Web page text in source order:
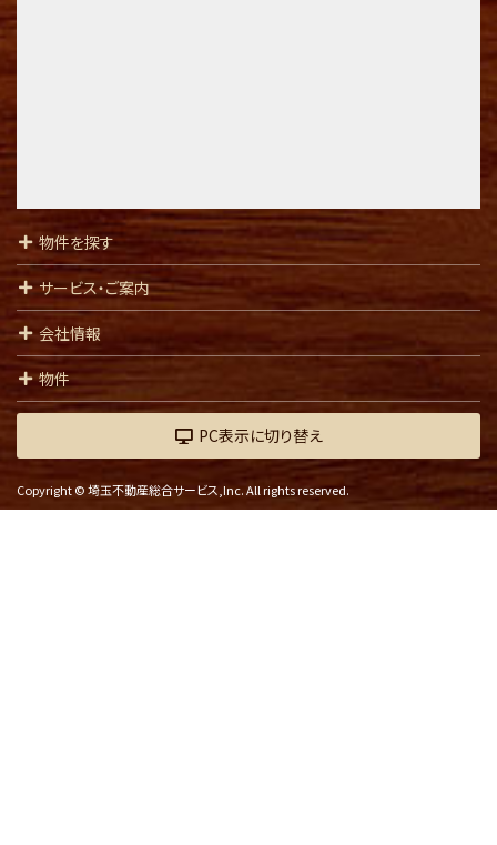
第10位
3,100万円
武蔵野線 東浦和 徒歩18分
物件を探す
サービス・ご案内
会社情報
物件
PC表示に切り替え
Copyright © 埼玉不動産総合サービス,Inc. All rights reserved.